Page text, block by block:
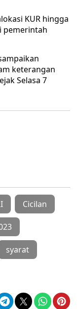
KUR hingga
pemerintah
keterangan
Selasa 7
Cicilan
syarat